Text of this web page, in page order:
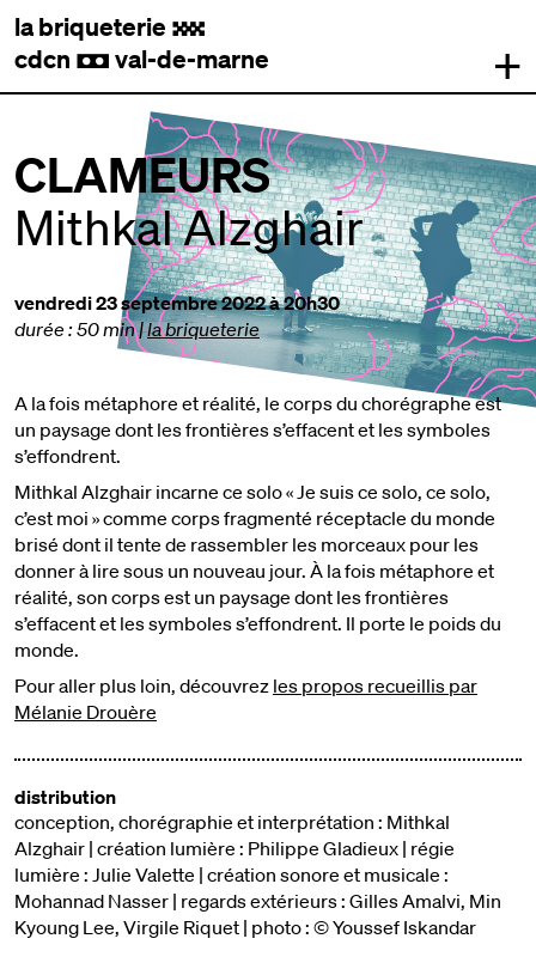
la briqueterie .
cdcn , val-de-marne +
CLAMEURS
Mithkal Alzghair
vendredi 23 septembre 2022 à 20h30
durée : 50 min|la briqueterie
A la fois métaphore et réalité, le corps du chorégraphe est
un paysage dont les frontières s’effacent et les symboles
s’effondrent.
Mithkal Alzghair incarne ce solo « Je suis ce solo, ce solo,
c’est moi » comme corps fragmenté réceptacle du monde
brisé dont il tente de rassembler les morceaux pour les
donner à lire sous un nouveau jour. À la fois métaphore et
réalité, son corps est un paysage dont les frontières
s’effacent et les symboles s’effondrent. Il porte le poids du
monde.
Pour aller plus loin, découvrez les propos recueillis par
Mélanie Drouère
distribution
conception, chorégraphie et interprétation : Mithkal
Alzghair | création lumière : Philippe Gladieux | régie
lumière : Julie Valette | création sonore et musicale :
Mohannad Nasser | regards extérieurs : Gilles Amalvi, Min
Kyoung Lee, Virgile Riquet | photo : © Youssef Iskandar